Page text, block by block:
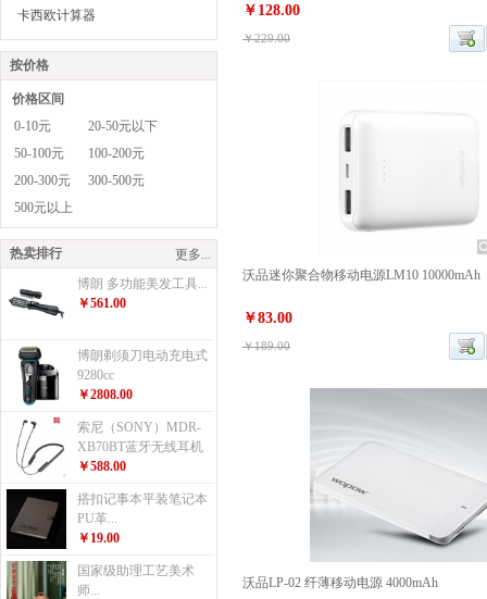
￥128.00
￥229.00
沃品迷你聚合物移动电源LM10 10000mAh
￥83.00
￥189.00
沃品LP-02 纤薄移动电源 4000mAh
卡西欧计算器
按价格
价格区间
0-10元
20-50元以下
50-100元
100-200元
200-300元
300-500元
500元以上
热卖排行
博朗 多功能美发工具...
￥561.00
博朗剃须刀电动充电式
9280cc
￥2808.00
索尼（SONY）MDR-
XB70BT蓝牙无线耳机
￥588.00
搭扣记事本平装笔记本
PU革...
￥19.00
国家级助理工艺美术
师...
更多...